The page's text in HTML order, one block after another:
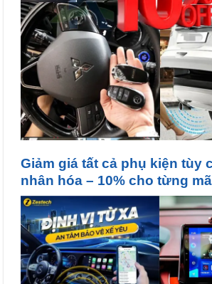
Giảm giá tất cả phụ kiện tùy
nhân hóa – 10% cho từng